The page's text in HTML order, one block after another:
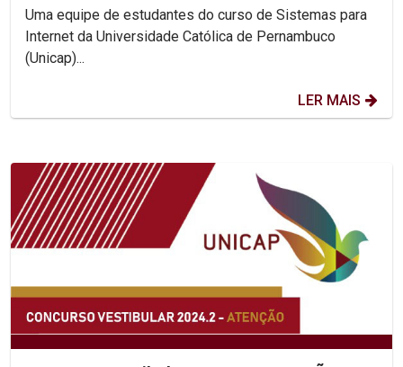
Uma equipe de estudantes do curso de Sistemas para
Internet da Universidade Católica de Pernambuco
(Unicap)...
LER MAIS